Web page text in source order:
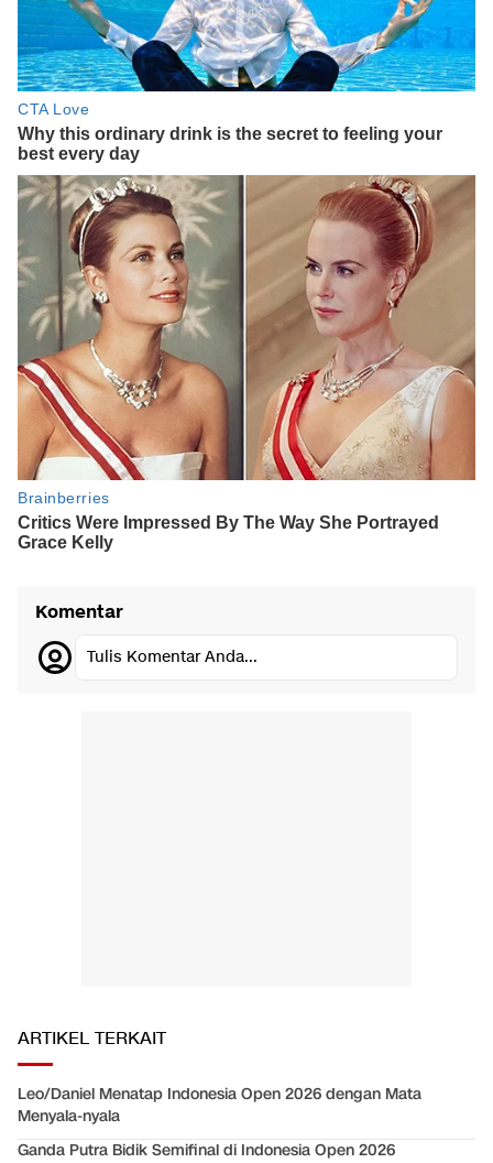
Komentar
Tulis Komentar Anda...
ARTIKEL TERKAIT
Leo/Daniel Menatap Indonesia Open 2026 dengan Mata
Menyala-nyala
Ganda Putra Bidik Semifinal di Indonesia Open 2026